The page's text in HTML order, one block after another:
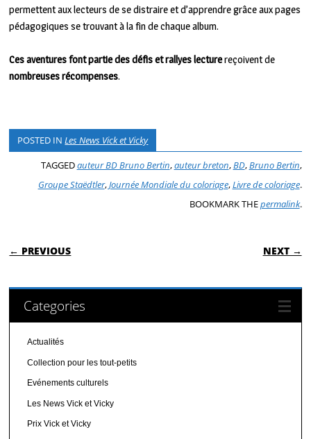
permettent aux lecteurs de se distraire et d’apprendre grâce aux pages
pédagogiques se trouvant à la fin de chaque album.
Ces aventures font partie des défis et rallyes lecturereçoivent de
nombreuses récompenses.
POSTED INLes News Vick et Vicky
TAGGEDauteur BD Bruno Bertin,auteur breton,BD,Bruno Bertin,
Groupe Staëdtler,Journée Mondiale du coloriage,Livre de coloriage.
BOOKMARK THEpermalink.
POST NAVIGATION
← PREVIOUS NEXT →
Categories
Actualités
Collection pour les tout-petits
Evénements culturels
Les News Vick et Vicky
Prix Vick et Vicky